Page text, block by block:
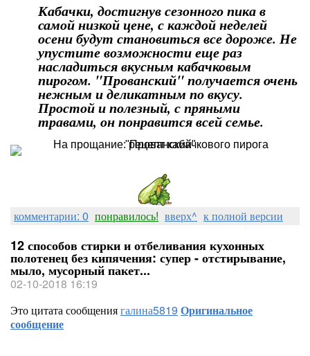
Кабачки, достигнув сезонного пика в
самой низкой цене, с каждой неделей
осени будут становиться все дороже. Не
упустите возможности еще раз
насладиться вкусным кабачковым
пирогом. "Прованский" получается очень
нежным и деликатным по вкусу.
Простой и полезный, с пряными
травами, он понравится всей семье.
комментарии: 0 понравилось! вверх^ к полной версии
12 способов стирки и отбеливания кухонных
полотенец без кипячения: супер - отстирывание,
мыло, мусорный пакет...
02-10-2018 16:19
Это цитата сообщениягалина5819 Оригинальное
сообщение